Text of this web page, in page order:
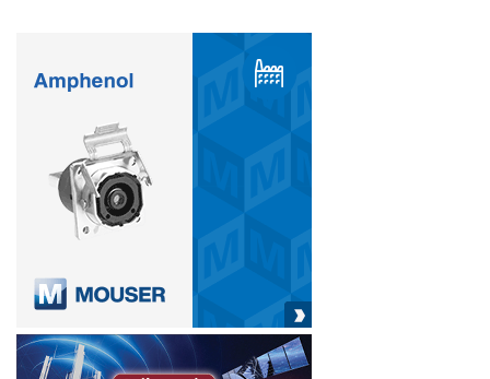
expansão da planta industrial da Belgo Arames, em Itaúna,
e a modernização de outras usinas da Belgo Arames no
estado (já concluídas).
ArcelorMittal Brasil
nova linha